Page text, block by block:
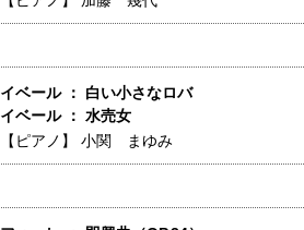
イベール ： 白い小さなロバ
イベール ： 水売女
【ピアノ】 小関 まゆみ